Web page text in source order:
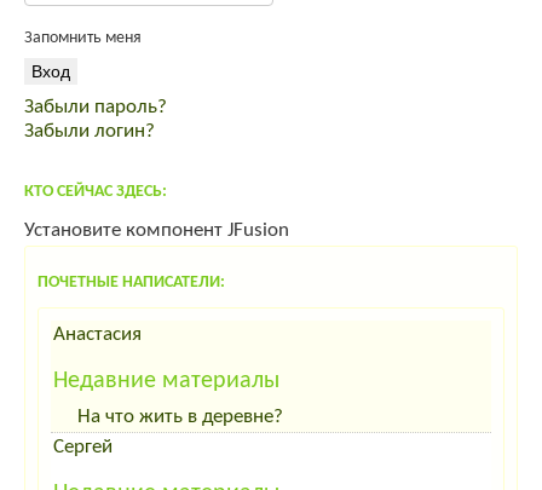
Инкубационное яйцо ROSS 308
Индейка от производителя
продам мясо кролика премиум класса
спас от вздутия живота
Запомнить меня
Забыли пароль?
Забыли логин?
КТО СЕЙЧАС ЗДЕСЬ:
Установите компонент JFusion
ПОЧЕТНЫЕ НАПИСАТЕЛИ:
Анастасия
Недавние материалы
На что жить в деревне?
Сергей